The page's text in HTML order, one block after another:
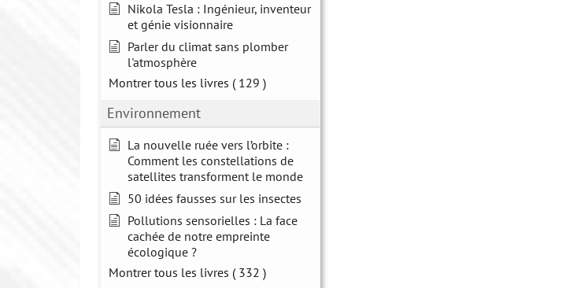
Nikola Tesla : Ingénieur, inventeur
et génie visionnaire
Parler du climat sans plomber
l'atmosphère
Montrer tous les livres ( 129 )
Environnement
La nouvelle ruée vers l’orbite :
Comment les constellations de
satellites transforment le monde
50 idées fausses sur les insectes
Pollutions sensorielles : La face
cachée de notre empreinte
écologique ?
Montrer tous les livres ( 332 )